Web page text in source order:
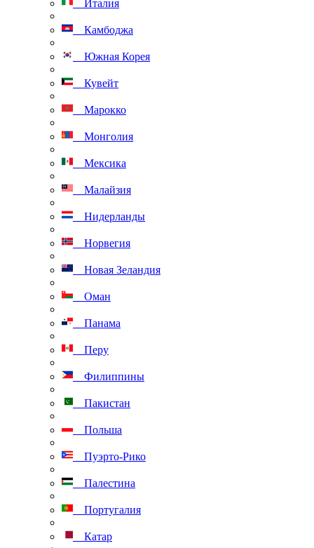
Италия
Камбоджа
Южная Корея
Кувейт
Марокко
Монголия
Мексика
Малайзия
Нидерланды
Норвегия
Новая Зеландия
Оман
Панама
Перу
Филиппины
Пакистан
Польша
Пуэрто-Рико
Палестина
Португалия
Катар